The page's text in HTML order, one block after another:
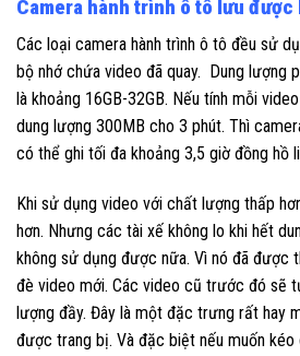
Camera hành trình ô tô lưu được
Các loại camera hành trình ô tô đều sử
bộ nhớ chứa video đã quay. Dung lượng
là khoảng 16GB-32GB. Nếu tính mỗi
dung lượng 300MB cho 3 phút. Thì
có thể ghi tối đa khoảng 3,5 giờ đồng hồ
Khi sử dụng video với chất lượng thấp
hơn. Nhưng các tài xế không lo khi hết
không sử dụng được nữa. Vì nó đã được
đè video mới. Các video cũ trước đó sẽ
lượng đầy. Đây là một đặc trưng rất hay
được trang bị. Và đặc biệt nếu muốn kéo